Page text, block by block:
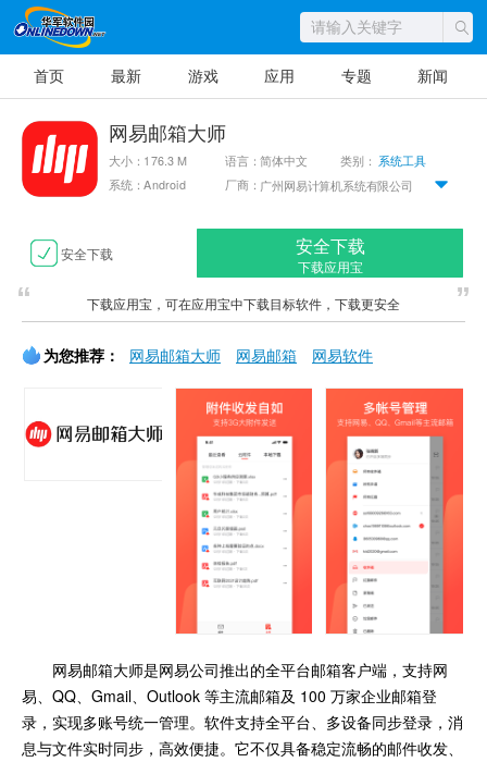
首页 最新 游戏 应用 专题 新闻
网易邮箱大师
大小：176.3 M 语言：简体中文 类别： 系统工具
系统：Android
厂商： 广州网易计算机系统有限公司
安全下载 安全下载
下载应用宝
下载应用宝，可在应用宝中下载目标软件，下载更安全
为您推荐： 网易邮箱大师 网易邮箱 网易软件
网易邮箱大师是网易公司推出的全平台邮箱客户端，支持网
易、QQ、Gmail、Outlook 等主流邮箱及 100 万家企业邮箱登
录，实现多账号统一管理。软件支持全平台、多设备同步登录，消
息与文件实时同步，高效便捷。它不仅具备稳定流畅的邮件收发、